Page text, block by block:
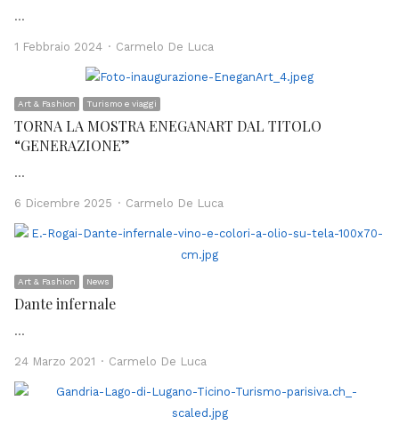
…
1 Febbraio 2024 Author
Carmelo De Luca
Art & Fashion Turismo e viaggi
TORNA LA MOSTRA ENEGANART DAL TITOLO
“GENERAZIONE”
…
6 Dicembre 2025 Author
Carmelo De Luca
Art & Fashion News
Dante infernale
…
24 Marzo 2021 Author
Carmelo De Luca